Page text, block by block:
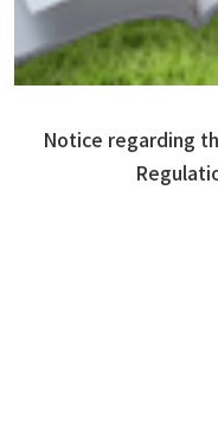
Notice regarding